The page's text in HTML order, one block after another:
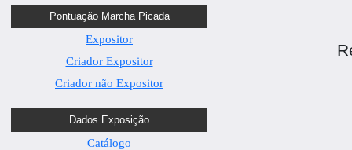
Pontuação Marcha Picada
Expositor
Criador Expositor
Criador não Expositor
Dados Exposição
Catálogo